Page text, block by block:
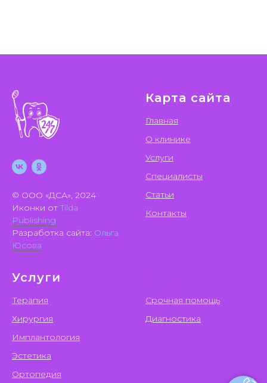
© ООО «ДСА», 2024
Иконки от Tilda
Publishing
Разработка сайта: Ольга
Юсова
Карта сайта
Главная
О клинике
Услуги
Специалисты
Статьи
Контакты
Услуги
Терапия
Хирургия
Имплантология
Эстетика
Ортопедия
Срочная помощь
Диагностика